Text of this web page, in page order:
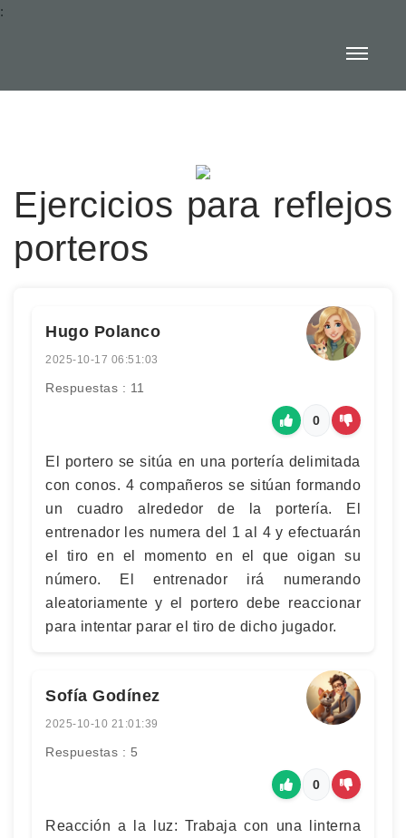
:
Ejercicios para reflejos
porteros
Hugo Polanco
2025-10-17 06:51:03
Respuestas : 11
0
El portero se sitúa en una portería delimitada
con conos. 4 compañeros se sitúan formando
un cuadro alrededor de la portería. El
entrenador les numera del 1 al 4 y efectuarán
el tiro en el momento en el que oigan su
número. El entrenador irá numerando
aleatoriamente y el portero debe reaccionar
para intentar parar el tiro de dicho jugador.
Sofía Godínez
2025-10-10 21:01:39
Respuestas : 5
0
Reacción a la luz: Trabaja con una linterna